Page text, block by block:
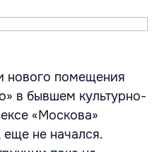
нового помещения
в бывшем культурно-
«Москова»
еще не начался.